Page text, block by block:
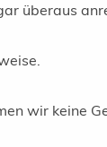
überaus
wir keine